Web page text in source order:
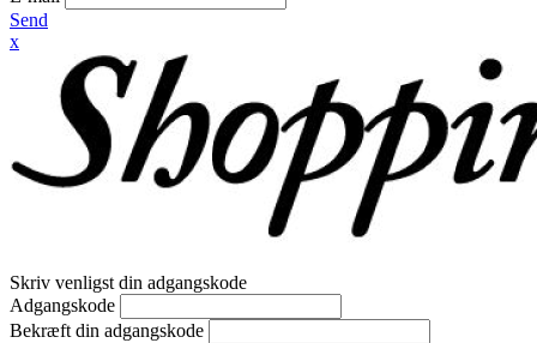
Send
x
Skriv venligst din adgangskode
Adgangskode
Bekræft din adgangskode